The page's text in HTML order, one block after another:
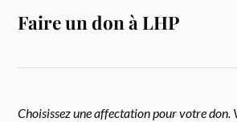
Faire un don à LHP
Choisissez une affectation pour votre don.